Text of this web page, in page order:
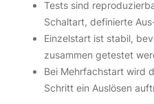
Tests sind
Schaltart, definierte
Einzelstart ist stabil,
zusammen getestet
Bei Mehrfachstart wird
Schritt ein Auslösen